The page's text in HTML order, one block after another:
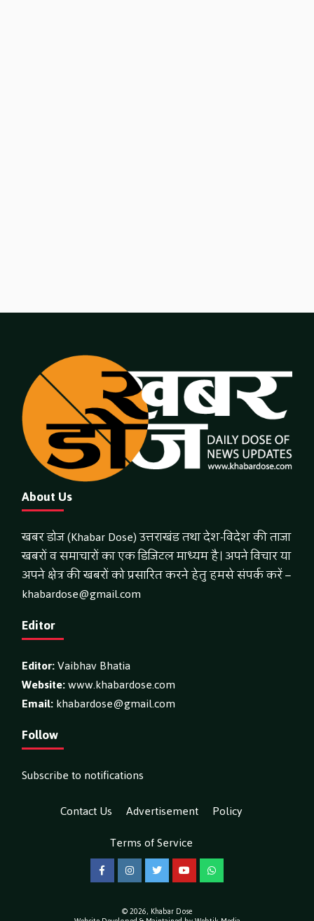
About Us
खबर डोज (Khabar Dose) उत्तराखंड तथा देश-विदेश की ताजा
खबरों व समाचारों का एक डिजिटल माध्यम है। अपने विचार या
अपने क्षेत्र की खबरों को प्रसारित करने हेतु हमसे संपर्क करें –
khabardose@gmail.com
Editor
Editor:Vaibhav Bhatia
Website:www.khabardose.com
Email:khabardose@gmail.com
Follow
Subscribe to notifications
Contact Us
Advertisement
Policy
Terms of Service
FacebookInstagramTwitterYouTubeWhatsApp
© 2026, Khabar Dose